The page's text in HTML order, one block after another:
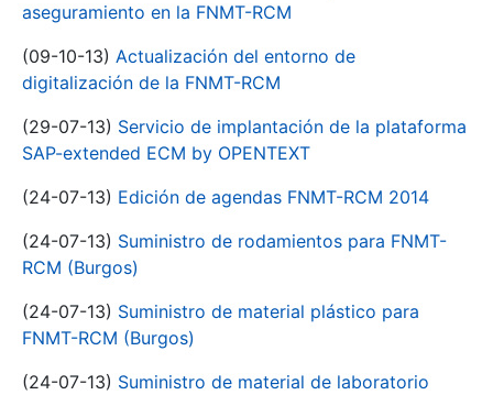
aseguramiento en la FNMT-RCM
(09-10-13) Actualización del entorno de
digitalización de la FNMT-RCM
(29-07-13) Servicio de implantación de la plataforma
SAP-extended ECM by OPENTEXT
(24-07-13) Edición de agendas FNMT-RCM 2014
(24-07-13) Suministro de rodamientos para FNMT-
RCM (Burgos)
(24-07-13) Suministro de material plástico para
FNMT-RCM (Burgos)
(24-07-13) Suministro de material de laboratorio